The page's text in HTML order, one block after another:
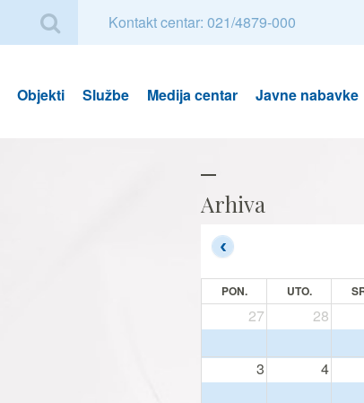
Kontakt centar: 021/4879-000
Objekti Službe Medija centar Javne nabavke
Arhiva
PON. UTO.
27 28
3 4